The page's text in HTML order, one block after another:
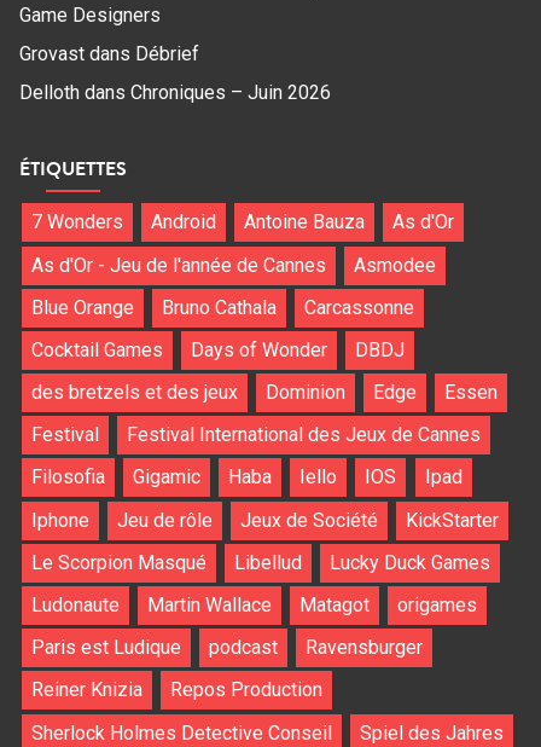
Game Designers
Grovast dans Débrief
Delloth dans Chroniques – Juin 2026
ÉTIQUETTES
7 Wonders Android Antoine Bauza
As d'Or
As d'Or - Jeu de l'année de Cannes
Asmodee
Blue Orange
Bruno Cathala
Carcassonne
Cocktail Games
Days of Wonder
DBDJ
des bretzels et des jeux
Dominion Edge
Essen
Festival
Festival International des Jeux de Cannes
Filosofia
Gigamic Haba Iello IOS
Ipad
Iphone
Jeu de rôle Jeux de Société
KickStarter
Le Scorpion Masqué
Libellud
Lucky Duck Games
Ludonaute
Martin Wallace Matagot
origames
Paris est Ludique
podcast
Ravensburger
Reiner Knizia
Repos Production
Sherlock Holmes Detective Conseil
Spiel des Jahres